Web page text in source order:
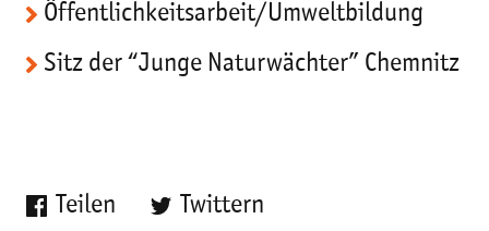
Öffentlichkeitsarbeit/Umweltbildung
Sitz der “Junge Naturwächter” Chemnitz
Teilen Twittern